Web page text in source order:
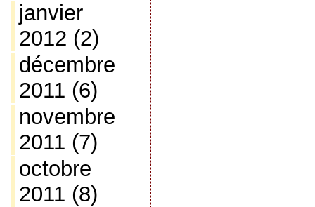
janvier
2012 (2)
décembre
2011 (6)
novembre
2011 (7)
octobre
2011 (8)